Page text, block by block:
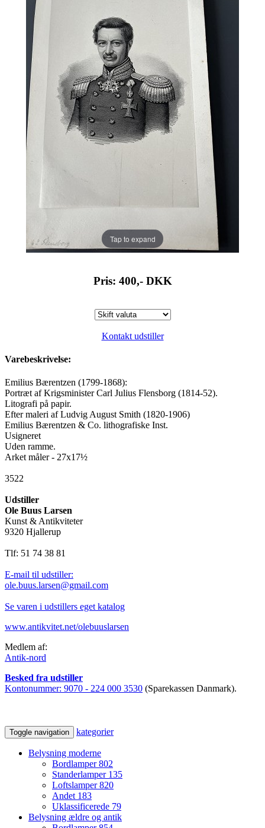
Tap to expand
Pris: 400,- DKK
Kontakt udstiller
Varebeskrivelse:
Emilius Bærentzen (1799-1868):
Portræt af Krigsminister Carl Julius Flensborg (1814-52).
Litografi på papir.
Efter maleri af Ludvig August Smith (1820-1906)
Emilius Bærentzen & Co. lithografiske Inst.
Usigneret
Uden ramme.
Arket måler - 27x17½
3522
Udstiller
Ole Buus Larsen
Kunst & Antikviteter
9320 Hjallerup
Tlf: 51 74 38 81
E-mail til udstiller:
ole.buus.larsen@gmail.com
Se varen i udstillers eget katalog
www.antikvitet.net/olebuuslarsen
Medlem af:
Antik-nord
Besked fra udstiller
Kontonummer: 9070 - 224 000 3530 (Sparekassen Danmark).
Toggle navigation kategorier
Belysning moderne
Bordlamper802
Standerlamper 135
Loftslamper820
Andet 183
Uklassificerede 79
Belysning ældre og antik